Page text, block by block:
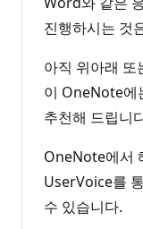
진행하시는 것
아직 위아래 또
이 OneNote에
추천해 드립니
OneNote에서
UserVoice를
수 있습니다.